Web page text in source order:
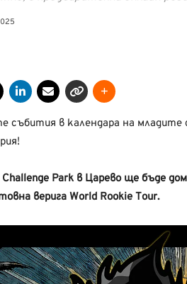
събития в календара на
Park в Царево ще бъде
верига World Rookie Tour.